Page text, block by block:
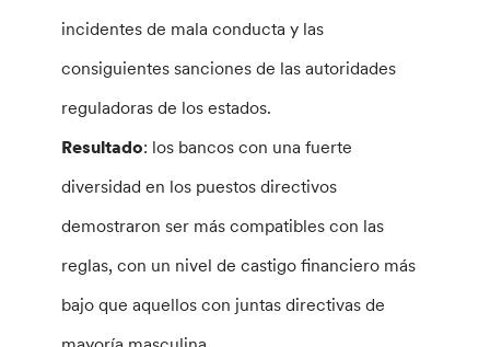
incidentes de mala conducta y las
consiguientes sanciones de las autoridades
reguladoras de los estados.
Resultado: los bancos con una fuerte
diversidad en los puestos directivos
demostraron ser más compatibles con las
reglas, con un nivel de castigo financiero más
bajo que aquellos con juntas directivas de